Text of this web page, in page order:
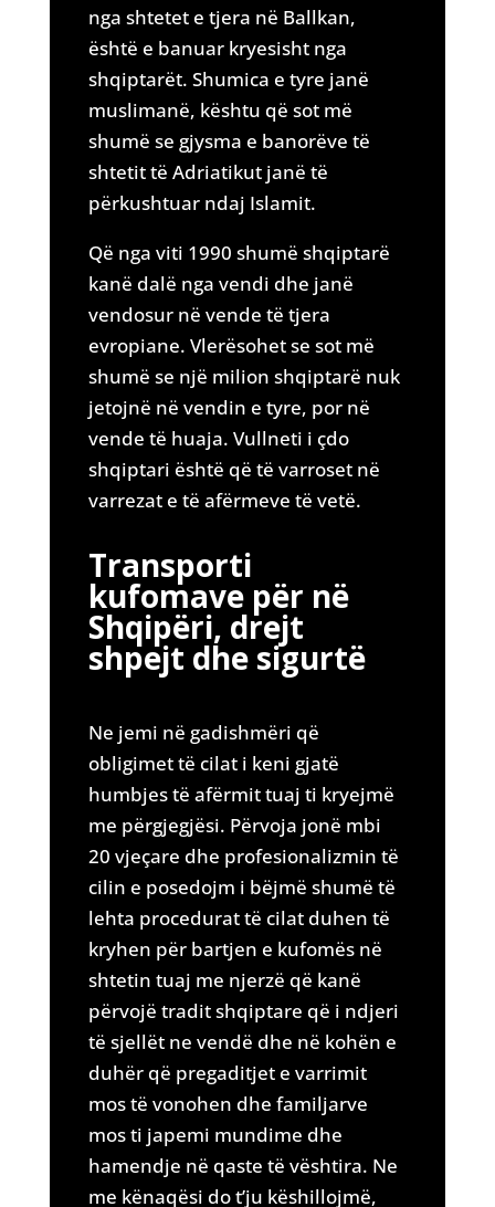
nga shtetet e tjera në Ballkan,
është e banuar kryesisht nga
shqiptarët. Shumica e tyre janë
muslimanë, kështu që sot më
shumë se gjysma e banorëve të
shtetit të Adriatikut janë të
përkushtuar ndaj Islamit.
Që nga viti 1990 shumë shqiptarë
kanë dalë nga vendi dhe janë
vendosur në vende të tjera
evropiane. Vlerësohet se sot më
shumë se një milion shqiptarë nuk
jetojnë në vendin e tyre, por në
vende të huaja. Vullneti i çdo
shqiptari është që të varroset në
varrezat e të afërmeve të vetë.
Transporti
kufomave për në
Shqipëri, drejt
shpejt dhe sigurtë
Ne jemi në gadishmëri që
obligimet të cilat i keni gjatë
humbjes të afërmit tuaj ti kryejmë
me përgjegjësi. Përvoja jonë mbi
20 vjeçare dhe profesionalizmin të
cilin e posedojm i bëjmë shumë të
lehta procedurat të cilat duhen të
kryhen për bartjen e kufomës në
shtetin tuaj me njerzë që kanë
përvojë tradit shqiptare që i ndjeri
të sjellët ne vendë dhe në kohën e
duhër që pregaditjet e varrimit
mos të vonohen dhe familjarve
mos ti japemi mundime dhe
hamendje në qaste të vështira. Ne
me kënaqësi do t’ju këshillojmë,